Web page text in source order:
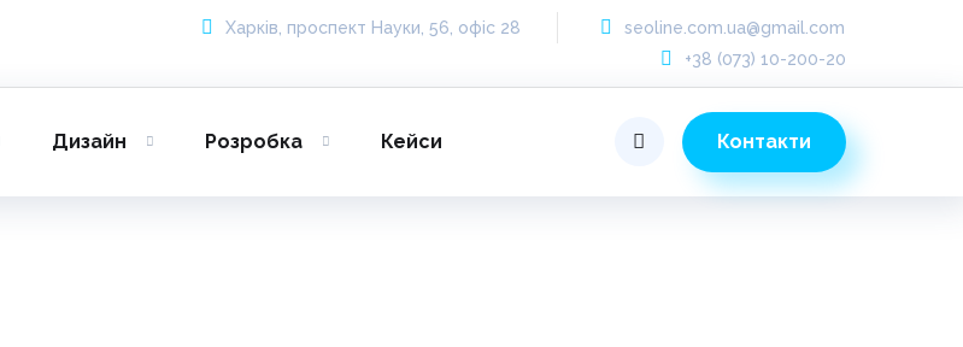
Харків, проспект Науки, 56, офіс 28
seoline.com.ua@gmail.com
+38 (073) 10-200-20
Дизайн Розробка Кейси Контакти